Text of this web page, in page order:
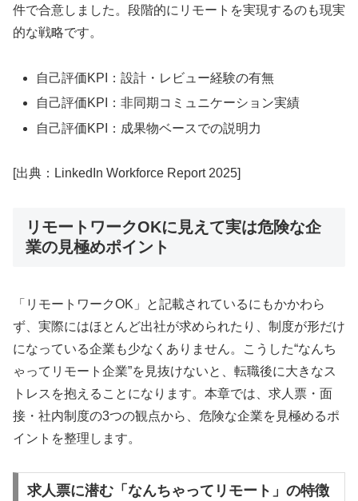
件で合意しました。段階的にリモートを実現するのも現実
的な戦略です。
自己評価KPI：設計・レビュー経験の有無
自己評価KPI：非同期コミュニケーション実績
自己評価KPI：成果物ベースでの説明力
[出典：LinkedIn Workforce Report 2025]
リモートワークOKに見えて実は危険な企
業の見極めポイント
「リモートワークOK」と記載されているにもかかわら
ず、実際にはほとんど出社が求められたり、制度が形だけ
になっている企業も少なくありません。こうした“なんち
ゃってリモート企業”を見抜けないと、転職後に大きなス
トレスを抱えることになります。本章では、求人票・面
接・社内制度の3つの観点から、危険な企業を見極めるポ
イントを整理します。
求人票に潜む「なんちゃってリモート」の特徴